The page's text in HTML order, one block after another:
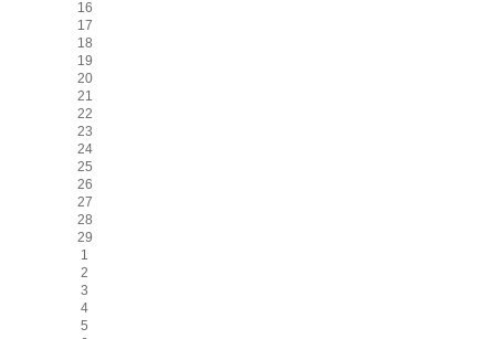
16
17
18
19
20
21
22
23
24
25
26
27
28
29
1
2
3
4
5